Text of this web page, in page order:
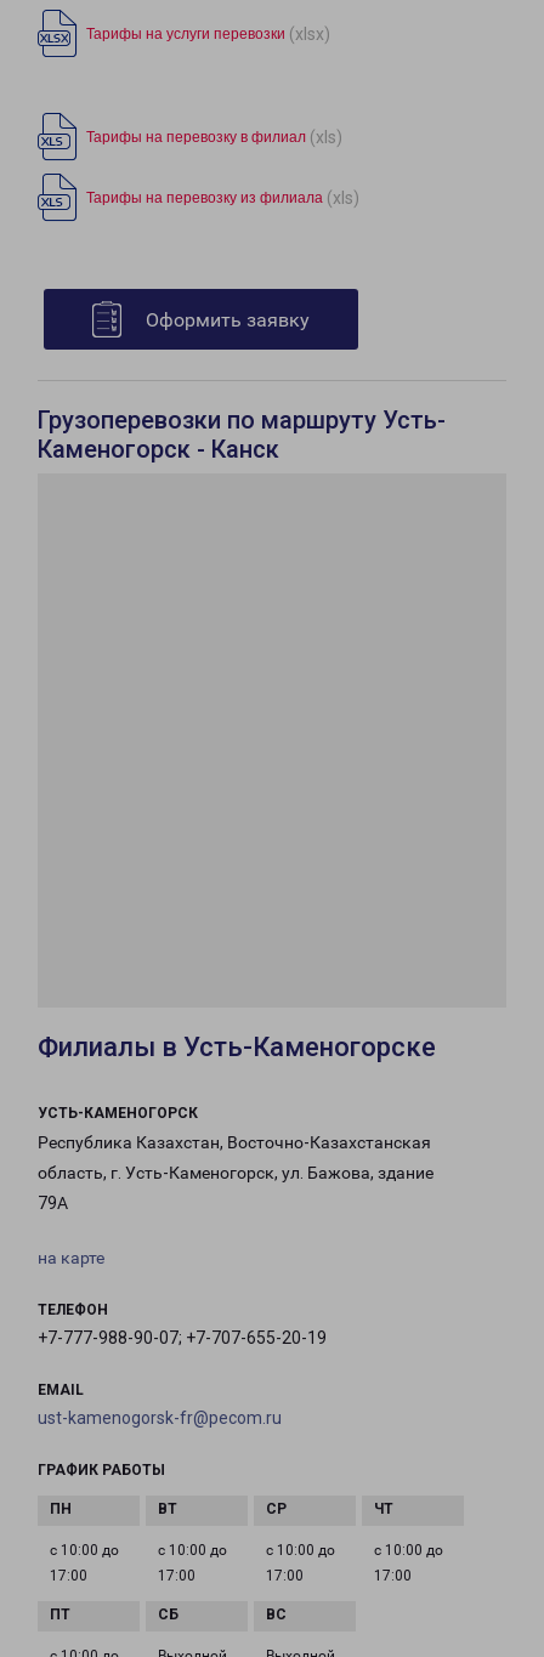
Тарифы на услуги перевозки (xlsx)
Тарифы на перевозку в филиал (xls)
Тарифы на перевозку из филиала (xls)
Оформить заявку
Грузоперевозки по маршруту Усть-
Каменогорск - Канск
Филиалы в Усть-Каменогорске
УСТЬ-КАМЕНОГОРСК
Республика Казахстан, Восточно-Казахстанская
область, г. Усть-Каменогорск, ул. Бажова, здание
79А
на карте
ТЕЛЕФОН
+7-777-988-90-07; +7-707-655-20-19
EMAIL
ust-kamenogorsk-fr@pecom.ru
ГРАФИК РАБОТЫ
с 10:00 до
17:00
с 10:00 до
17:00
с 10:00 до
17:00
с 10:00 до
17:00